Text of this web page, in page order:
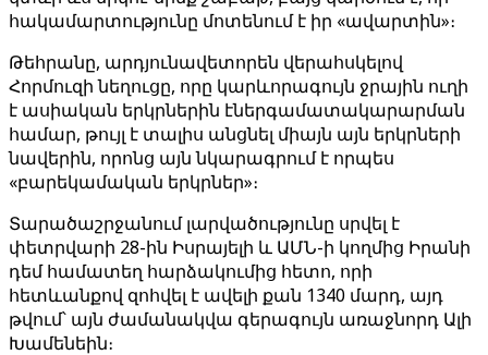
հակամարտությունը մոտենում է իր «ավարտին»։
Թեհրանը, արդյունավետորեն վերահսկելով
Հորմուզի նեղուցը, որը կարևորագույն ջրային ուղի
է ասիական երկրներին էներգամատակարարման
համար, թույլ է տալիս անցնել միայն այն երկրների
նավերին, որոնց այն նկարագրում է որպես
«բարեկամական երկրներ»։
Տարածաշրջանում լարվածությունը սրվել է
փետրվարի 28-ին Իսրայելի և ԱՄՆ-ի կողմից Իրանի
դեմ համատեղ հարձակումից հետո, որի
հետևանքով զոհվել է ավելի քան 1340 մարդ, այդ
թվում՝ այն ժամանակվա գերագույն առաջնորդ Ալի
Խամենեին։